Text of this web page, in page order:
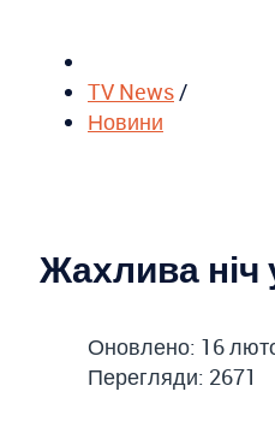
TV News /
Новини
Жахлива ніч
Оновлено: 16
Перегляди: 2671